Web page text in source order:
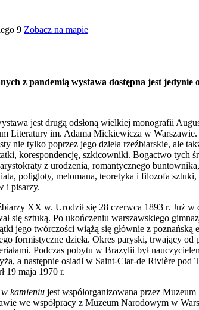
9 Zobacz na mapie
z pandemią wystawa dostępna jest jedynie
jest drugą odsłoną wielkiej monografii
Literatury im. Adama Mickiewicza w Warszawie.
nie tylko poprzez jego dzieła rzeźbiarskie, ale
korespondencję, szkicowniki. Bogactwo tych
z urodzenia, romantycznego
poligloty, melomana, teoretyka i filozofa
i pisarzy.
XX w. Urodził się 28 czerwca 1893 r. Już w
się sztuką. Po ukończeniu warszawskiego
jego twórczości wiążą się głównie z poznańską
formistyczne dzieła. Okres paryski, trwający od
Podczas pobytu w Brazylii był
a następnie osiadł w Saint-Clar-de Rivière pod
19 maja 1970 r.
kamieniu jest współorganizowana przez
we współpracy z Muzeum Narodowym w